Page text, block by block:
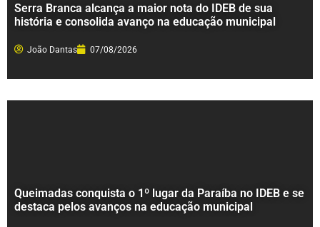
Serra Branca alcança a maior nota do IDEB de sua
história e consolida avanço na educação municipal
João Dantas 07/08/2026
Queimadas conquista o 1º lugar da Paraíba no IDEB e se
destaca pelos avanços na educação municipal